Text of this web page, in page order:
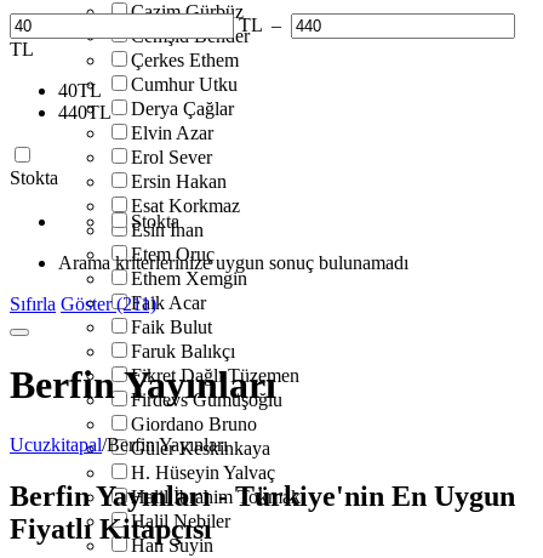
Cazim Gürbüz
Cemşid Bender
Çerkes Ethem
Cumhur Utku
Derya Çağlar
Elvin Azar
Erol Sever
Ersin Hakan
Esat Korkmaz
Esin İnan
Etem Oruç
Ethem Xemgin
Faik Acar
Faik Bulut
Faruk Balıkçı
Fikret Dağlı Tüzemen
Firdevs Gümüşoğlu
Giordano Bruno
Güler Keskinkaya
H. Hüseyin Yalvaç
Halil İbrahim Tokmak
Halil Nebiler
Han Suyin
TL –
TL
40TL
440TL
Stokta
Stokta
Arama kriterlerinize uygun sonuç bulunamadı
Sıfırla Göster (211)
Berfin Yayınları
Ucuzkitapal/Berfin Yayınları
Berfin Yayınları - Türkiye'nin En Uygun
Fiyatlı Kitapçısı